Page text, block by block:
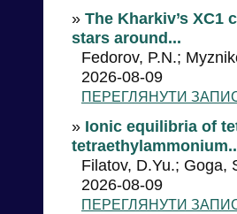
» The Kharkiv’s
stars around...
Fedorov, P.N.;
2026-08-09
ПЕРЕГЛЯНУТИ
» Ionic equilibria of
Filatov, D.Yu.; Goga,
2026-08-09
ПЕРЕГЛЯНУТИ